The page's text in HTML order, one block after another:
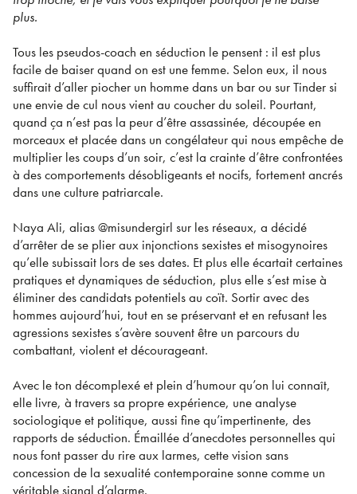
plus.
Tous les pseudos-coach en séduction le pensent : il est plus
facile de baiser quand on est une femme. Selon eux, il nous
suffirait d’aller piocher un homme dans un bar ou sur Tinder si
une envie de cul nous vient au coucher du soleil. Pourtant,
quand ça n’est pas la peur d’être assassinée, découpée en
morceaux et placée dans un congélateur qui nous empêche de
multiplier les coups d’un soir, c’est la crainte d’être confrontées
à des comportements désobligeants et nocifs, fortement ancrés
dans une culture patriarcale.
Naya Ali, alias @misundergirl sur les réseaux, a décidé
d’arrêter de se plier aux injonctions sexistes et misogynoires
qu’elle subissait lors de ses dates. Et plus elle écartait certaines
pratiques et dynamiques de séduction, plus elle s’est mise à
éliminer des candidats potentiels au coït. Sortir avec des
hommes aujourd’hui, tout en se préservant et en refusant les
agressions sexistes s’avère souvent être un parcours du
combattant, violent et décourageant.
Avec le ton décomplexé et plein d’humour qu’on lui connaît,
elle livre, à travers sa propre expérience, une analyse
sociologique et politique, aussi fine qu’impertinente, des
rapports de séduction. Émaillée d’anecdotes personnelles qui
nous font passer du rire aux larmes, cette vision sans
concession de la sexualité contemporaine sonne comme un
véritable signal d’alarme.